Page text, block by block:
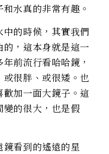
水真的非常有趣。
的時候，其實我們
，這本身就是這一
前流行看哈哈鏡，
很胖、或很矮。也
加一面大鏡子。這
的很大，也是假
看到的遙遠的星